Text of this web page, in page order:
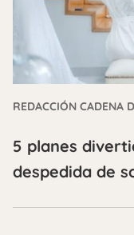
REDACCIÓN CADENA
5 planes
despedida de